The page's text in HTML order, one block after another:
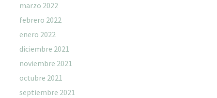
marzo 2022
febrero 2022
enero 2022
diciembre 2021
noviembre 2021
octubre 2021
septiembre 2021